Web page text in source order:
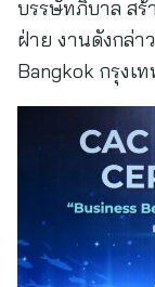
บรรษัทภิบาล สร้
ฝ่าย งานดังกล่า
Bangkok กรุงเท